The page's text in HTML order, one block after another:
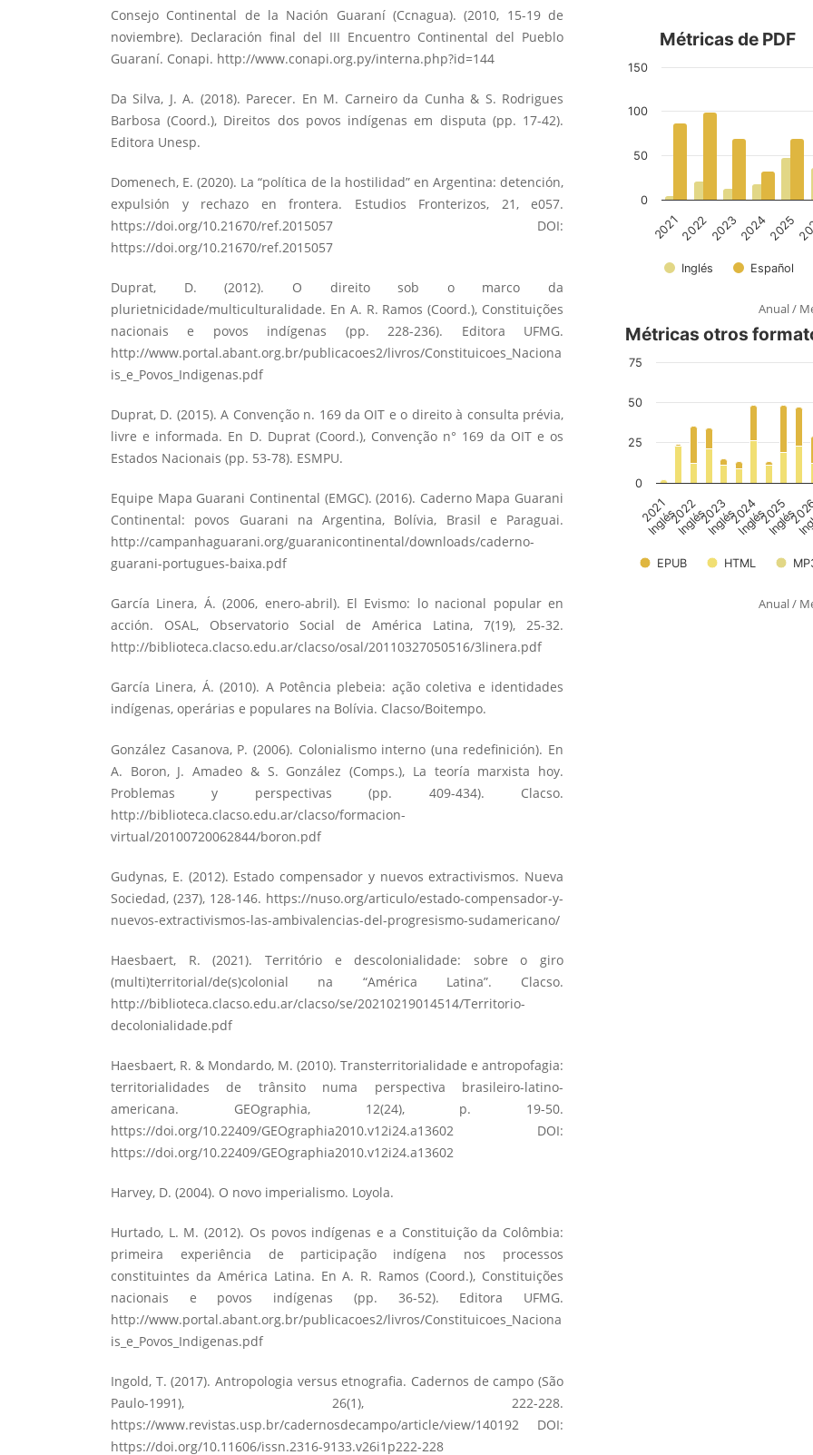
Consejo Continental de la Nación Guaraní (Ccnagua). (2010, 15-19 de
noviembre). Declaración final del III Encuentro Continental del Pueblo
Guaraní. Conapi. http://www.conapi.org.py/interna.php?id=144
Da Silva, J. A. (2018). Parecer. En M. Carneiro da Cunha & S. Rodrigues
Barbosa (Coord.), Direitos dos povos indígenas em disputa (pp. 17-42).
Editora Unesp.
Domenech, E. (2020). La “política de la hostilidad” en Argentina: detención,
expulsión y rechazo en frontera. Estudios Fronterizos, 21, e057.
https://doi.org/10.21670/ref.2015057 DOI:
https://doi.org/10.21670/ref.2015057
Duprat, D. (2012). O direito sob o marco da
plurietnicidade/multiculturalidade. En A. R. Ramos (Coord.), Constituições
nacionais e povos indígenas (pp. 228-236). Editora UFMG.
http://www.portal.abant.org.br/publicacoes2/livros/Constituicoes_Naciona
is_e_Povos_Indigenas.pdf
Duprat, D. (2015). A Convenção n. 169 da OIT e o direito à consulta prévia,
livre e informada. En D. Duprat (Coord.), Convenção n° 169 da OIT e os
Estados Nacionais (pp. 53-78). ESMPU.
Equipe Mapa Guarani Continental (EMGC). (2016). Caderno Mapa Guarani
Continental: povos Guarani na Argentina, Bolívia, Brasil e Paraguai.
http://campanhaguarani.org/guaranicontinental/downloads/caderno-
guarani-portugues-baixa.pdf
García Linera, Á. (2006, enero-abril). El Evismo: lo nacional popular en
acción. OSAL, Observatorio Social de América Latina, 7(19), 25-32.
http://biblioteca.clacso.edu.ar/clacso/osal/20110327050516/3linera.pdf
García Linera, Á. (2010). A Potência plebeia: ação coletiva e identidades
indígenas, operárias e populares na Bolívia. Clacso/Boitempo.
González Casanova, P. (2006). Colonialismo interno (una redefinición). En
A. Boron, J. Amadeo & S. González (Comps.), La teoría marxista hoy.
Problemas y perspectivas (pp. 409-434). Clacso.
http://biblioteca.clacso.edu.ar/clacso/formacion-
virtual/20100720062844/boron.pdf
Gudynas, E. (2012). Estado compensador y nuevos extractivismos. Nueva
Sociedad, (237), 128-146. https://nuso.org/articulo/estado-compensador-y-
nuevos-extractivismos-las-ambivalencias-del-progresismo-sudamericano/
Haesbaert, R. (2021). Território e descolonialidade: sobre o giro
(multi)territorial/de(s)colonial na “América Latina”. Clacso.
http://biblioteca.clacso.edu.ar/clacso/se/20210219014514/Territorio-
decolonialidade.pdf
Haesbaert, R. & Mondardo, M. (2010). Transterritorialidade e antropofagia:
territorialidades de trânsito numa perspectiva brasileiro-latino-
americana. GEOgraphia, 12(24), p. 19-50.
https://doi.org/10.22409/GEOgraphia2010.v12i24.a13602 DOI:
https://doi.org/10.22409/GEOgraphia2010.v12i24.a13602
Harvey, D. (2004). O novo imperialismo. Loyola.
Hurtado, L. M. (2012). Os povos indígenas e a Constituição da Colômbia:
primeira experiência de participação indígena nos processos
constituintes da América Latina. En A. R. Ramos (Coord.), Constituições
nacionais e povos indígenas (pp. 36-52). Editora UFMG.
http://www.portal.abant.org.br/publicacoes2/livros/Constituicoes_Naciona
is_e_Povos_Indigenas.pdf
Ingold, T. (2017). Antropologia versus etnografia. Cadernos de campo (São
Paulo-1991), 26(1), 222-228.
https://www.revistas.usp.br/cadernosdecampo/article/view/140192 DOI:
https://doi.org/10.11606/issn.2316-9133.v26i1p222-228
Anual/
Anual/